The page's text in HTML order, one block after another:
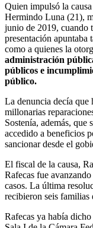
Quien impulsó la
Hermindo Luna (21),
junio de 2019, cuando
presentación apuntaba
como a quienes la
administración
públicos e
público.
La denuncia decía que
millonarias
Sostenía, además, que
accedido a beneficios
sancionar desde el
El fiscal de la causa,
Rafecas fue
casos. La última
recibieron seis familias
Rafecas ya había